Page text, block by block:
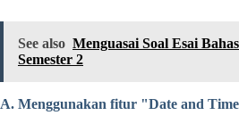
See also Menguasai Soal Esai
Semester 2
A. Menggunakan fitur "Date and